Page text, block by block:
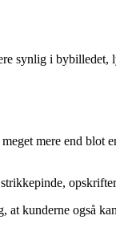
synlig i bybilledet,
mere end
kunderne også